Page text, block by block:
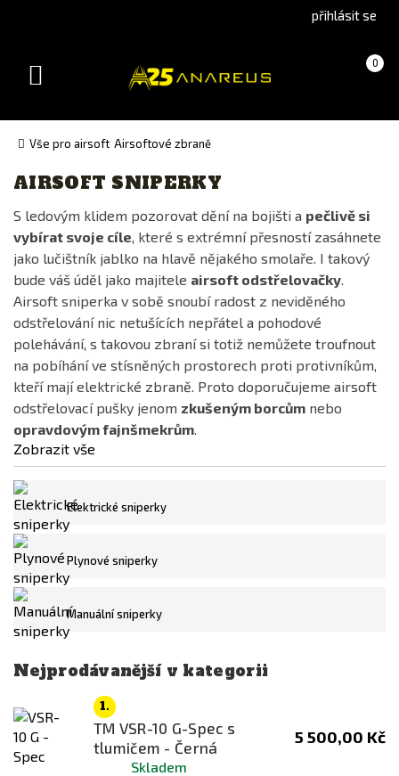
version(Slovak)
přihlásit se
Košík 0
(prázdný)
Toggle
Vše pro airsoft Airsoftové zbraně
Výrobce
A&K
ARES
ASG
CYMA
Double Bell
EPES Custom
G&G
Jing Gong
LCT
Specna Arms
Tokyo Marui
UMAREX
VFC
WELL
Dostupnost
skladem
na cestě
není skladem
Cena
1479Kč 36356 Kč
Materiál těla
AIRSOFT SNIPERKY
S ledovým klidem pozorovat dění na bojišti a pečlivě si
vybírat svoje cíle, které s extrémní přesností zasáhnete
jako lučištník jablko na hlavě nějakého smolaře. I takový
bude váš úděl jako majitele airsoft odstřelovačky.
Airsoft sniperka v sobě snoubí radost z neviděného
odstřelování nic netušících nepřátel a pohodové
polehávání, s takovou zbraní si totiž nemůžete troufnout
na pobíhání ve stísněných prostorech proti protivníkům,
kteří mají elektrické zbraně. Proto doporučujeme airsoft
odstřelovací pušky jenom zkušeným borcům nebo
opravdovým fajnšmekrům.
Zobrazit vše
Elektrické sniperky
Plynové sniperky
Manuální sniperky
Nejprodávanější v kategorii
1.
TM VSR-10 G-Spec s
tlumičem - Černá
Skladem
5 500,00 Kč